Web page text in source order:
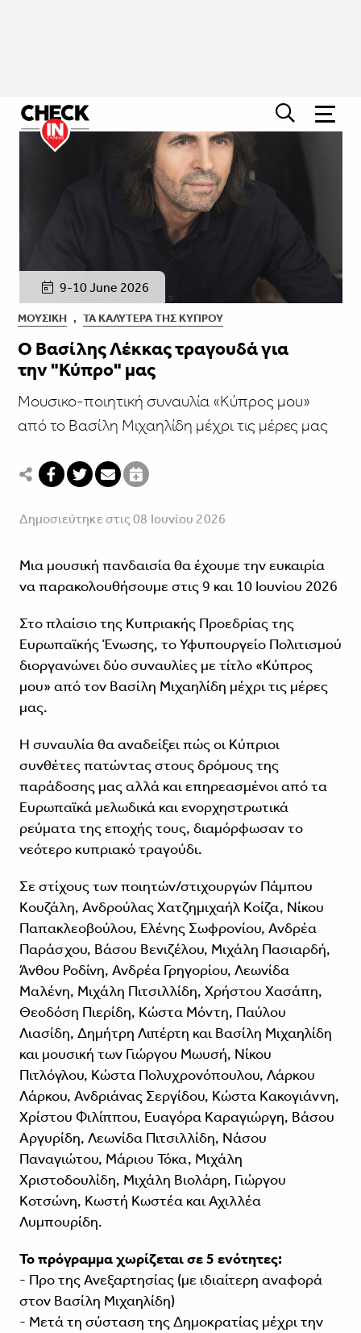
9-10 June 2026
ΜΟΥΣΙΚΉ , ΤΑ ΚΑΛΎΤΕΡΑ ΤΗΣ ΚΎΠΡΟΥ
Ο Βασίλης Λέκκας τραγουδά για
την "Κύπρο" μας
Μουσικο-ποιητική συναυλία «Κύπρος μου»
από το Βασίλη Μιχαηλίδη μέχρι τις μέρες μας
Δημοσιεύτηκε στις 08 Ιουνίου 2026
Μια μουσική πανδαισία θα έχουμε την ευκαιρία
να παρακολουθήσουμε στις 9 και 10 Ιουνίου 2026
Στο πλαίσιο της Κυπριακής Προεδρίας της
Ευρωπαϊκής Ένωσης, το Υφυπουργείο Πολιτισμού
διοργανώνει δύο συναυλίες με τίτλο «Κύπρος
μου» από τον Βασίλη Μιχαηλίδη μέχρι τις μέρες
μας.
Η συναυλία θα αναδείξει πώς οι Κύπριοι
συνθέτες πατώντας στους δρόμους της
παράδοσης μας αλλά και επηρεασμένοι από τα
Ευρωπαϊκά μελωδικά και ενορχηστρωτικά
ρεύματα της εποχής τους, διαμόρφωσαν το
νεότερο κυπριακό τραγούδι.
Σε στίχους των ποιητών/στιχουργών Πάμπου
Κουζάλη, Ανδρούλας Χατζημιχαήλ Κοίζα, Νίκου
Παπακλεοβούλου, Ελένης Σωφρονίου, Ανδρέα
Παράσχου, Βάσου Βενιζέλου, Μιχάλη Πασιαρδή,
Άνθου Ροδίνη, Ανδρέα Γρηγορίου, Λεωνίδα
Μαλένη, Μιχάλη Πιτσιλλίδη, Χρήστου Χασάπη,
Θεοδόση Πιερίδη, Κώστα Μόντη, Παύλου
Λιασίδη, Δημήτρη Λιπέρτη και Βασίλη Μιχαηλίδη
και μουσική των Γιώργου Μωυσή, Νίκου
Πιτλόγλου, Κώστα Πολυχρονόπουλου, Λάρκου
Λάρκου, Ανδριάνας Σεργίδου, Κώστα Κακογιάννη,
Χρίστου Φιλίππου, Ευαγόρα Καραγιώργη, Βάσου
Αργυρίδη, Λεωνίδα Πιτσιλλίδη, Νάσου
Παναγιώτου, Μάριου Τόκα, Μιχάλη
Χριστοδουλίδη, Μιχάλη Βιολάρη, Γιώργου
Κοτσώνη, Κωστή Κωστέα και Αχιλλέα
Λυμπουρίδη.
Το πρόγραμμα χωρίζεται σε 5 ενότητες:
- Προ της Ανεξαρτησίας (με ιδιαίτερη αναφορά
στον Βασίλη Μιχαηλίδη)
- Μετά τη σύσταση της Δημοκρατίας μέχρι την